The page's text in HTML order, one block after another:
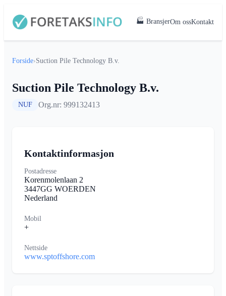
🏭 BransjerOm ossKontakt
Forside›Suction Pile Technology B.v.
Suction Pile Technology B.v.
NUF Org.nr: 999132413
Kontaktinformasjon
Postadresse
Korenmolenlaan 2
3447GG WOERDEN
Nederland
Mobil
+
Nettside
www.sptoffshore.com